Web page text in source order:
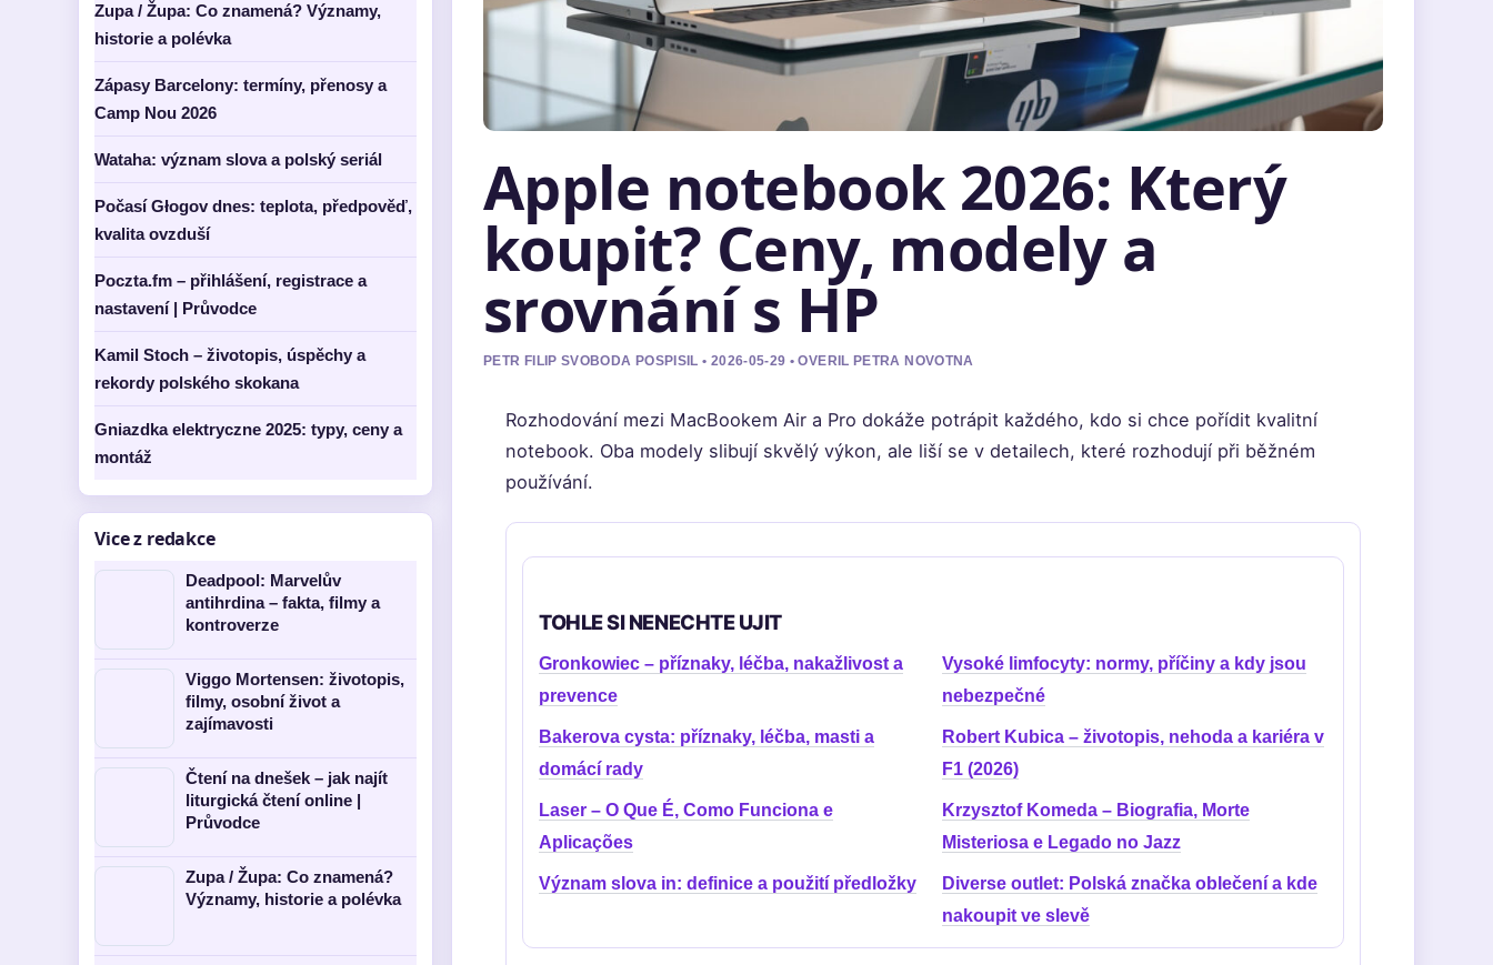
Apple notebook 2026: Který
koupit? Ceny, modely a
srovnání s HP
PETR FILIP SVOBODA POSPISIL • 2026-05-29 • OVERIL PETRA NOVOTNA
Rozhodování mezi MacBookem Air a Pro dokáže potrápit každého, kdo si chce pořídit kvalitní
notebook. Oba modely slibují skvělý výkon, ale liší se v detailech, které rozhodují při běžném
používání.
TOHLE SI NENECHTE UJIT
Gronkowiec – příznaky, léčba, nakažlivost a
prevence
Vysoké limfocyty: normy, příčiny a kdy jsou
nebezpečné
Bakerova cysta: příznaky, léčba, masti a
domácí rady
Robert Kubica – životopis, nehoda a kariéra v
F1 (2026)
Laser – O Que É, Como Funciona e
Aplicações
Krzysztof Komeda – Biografia, Morte
Misteriosa e Legado no Jazz
Význam slova in: definice a použití předložky
Diverse outlet: Polská značka oblečení a kde
nakoupit ve slevě
Zupa / Župa: Co znamená? Významy,
historie a polévka
Zápasy Barcelony: termíny, přenosy a
Camp Nou 2026
Wataha: význam slova a polský seriál
Počasí Głogov dnes: teplota, předpověď,
kvalita ovzduší
Poczta.fm – přihlášení, registrace a
nastavení | Průvodce
Kamil Stoch – životopis, úspěchy a
rekordy polského skokana
Gniazdka elektryczne 2025: typy, ceny a
montáž
Vice z redakce
Deadpool: Marvelův
antihrdina – fakta, filmy a
kontroverze
Viggo Mortensen: životopis,
filmy, osobní život a
zajímavosti
Čtení na dnešek – jak najít
liturgická čtení online |
Průvodce
Zupa / Župa: Co znamená?
Významy, historie a polévka